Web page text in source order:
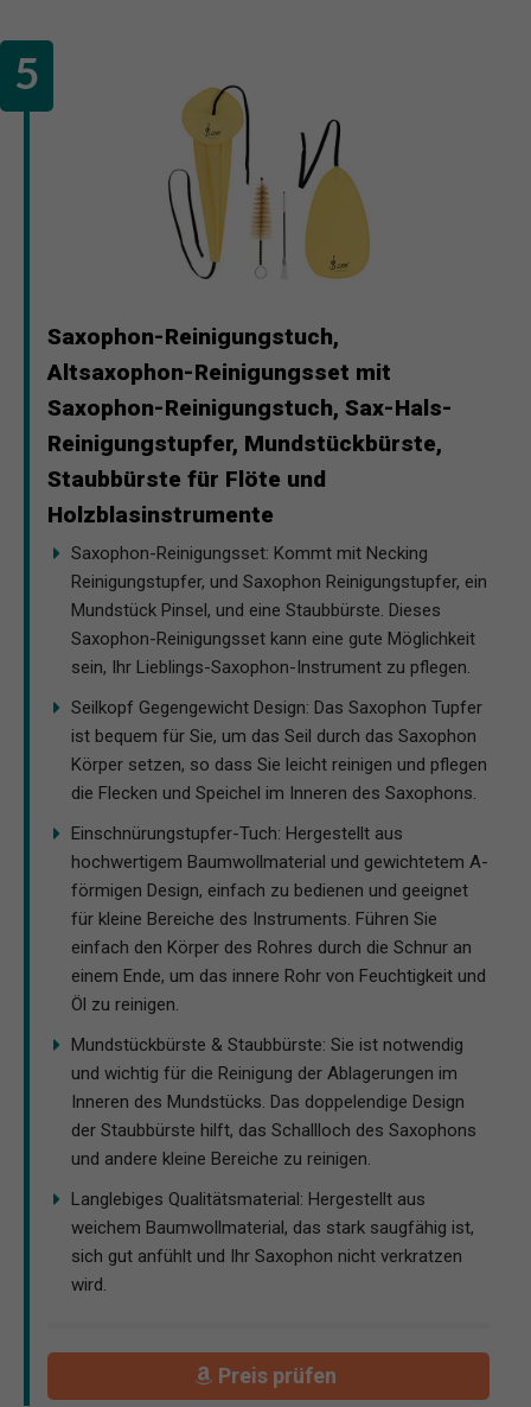
Saxophon-Reinigungstuch,
Altsaxophon-Reinigungsset mit
Saxophon-Reinigungstuch, Sax-Hals-
Reinigungstupfer, Mundstückbürste,
Staubbürste für Flöte und
Holzblasinstrumente
Saxophon-Reinigungsset: Kommt mit Necking
Reinigungstupfer, und Saxophon Reinigungstupfer, ein
Mundstück Pinsel, und eine Staubbürste. Dieses
Saxophon-Reinigungsset kann eine gute Möglichkeit
sein, Ihr Lieblings-Saxophon-Instrument zu pflegen.
Seilkopf Gegengewicht Design: Das Saxophon Tupfer
ist bequem für Sie, um das Seil durch das Saxophon
Körper setzen, so dass Sie leicht reinigen und pflegen
die Flecken und Speichel im Inneren des Saxophons.
Einschnürungstupfer-Tuch: Hergestellt aus
hochwertigem Baumwollmaterial und gewichtetem A-
förmigen Design, einfach zu bedienen und geeignet
für kleine Bereiche des Instruments. Führen Sie
einfach den Körper des Rohres durch die Schnur an
einem Ende, um das innere Rohr von Feuchtigkeit und
Öl zu reinigen.
Mundstückbürste & Staubbürste: Sie ist notwendig
und wichtig für die Reinigung der Ablagerungen im
Inneren des Mundstücks. Das doppelendige Design
der Staubbürste hilft, das Schallloch des Saxophons
und andere kleine Bereiche zu reinigen.
Langlebiges Qualitätsmaterial: Hergestellt aus
weichem Baumwollmaterial, das stark saugfähig ist,
sich gut anfühlt und Ihr Saxophon nicht verkratzen
wird.
Preis prüfen